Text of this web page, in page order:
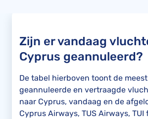
Zijn er vandaag
Cyprus geannuleerd?
De tabel hierboven toont de
geannuleerde en vertraagde
naar Cyprus, vandaag en de
Cyprus Airways, TUS Airways, TUI